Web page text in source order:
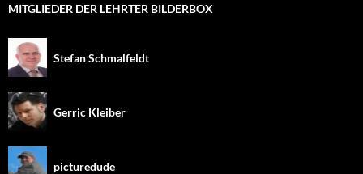
MITGLIEDER DER LEHRTER BILDERBOX
Stefan Schmalfeldt
Gerric Kleiber
picturedude